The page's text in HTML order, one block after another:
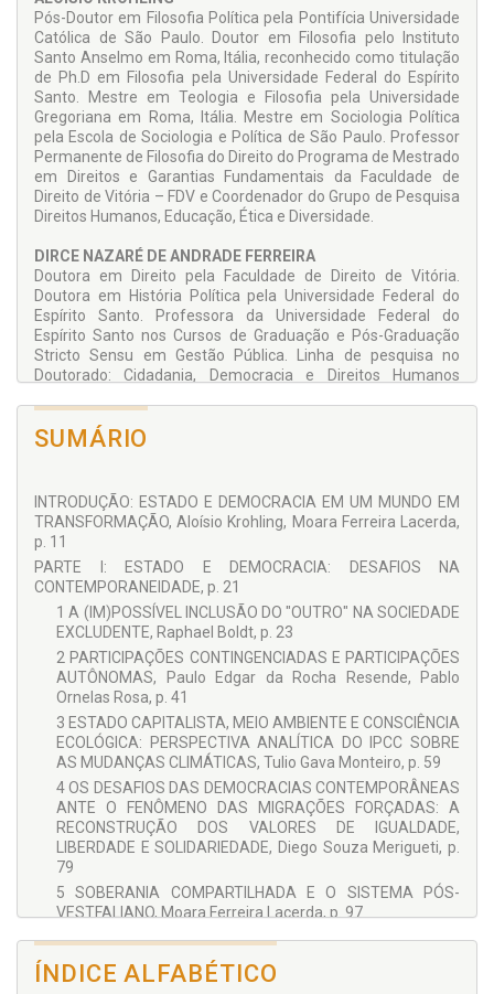
Pós-Doutor em Filosofia Política pela Pontifícia Universidade
Católica de São Paulo. Doutor em Filosofia pelo Instituto
Santo Anselmo em Roma, Itália, reconhecido como titulação
de Ph.D em Filosofia pela Universidade Federal do Espírito
Santo. Mestre em Teologia e Filosofia pela Universidade
Gregoriana em Roma, Itália. Mestre em Sociologia Política
pela Escola de Sociologia e Política de São Paulo. Professor
Permanente de Filosofia do Direito do Programa de Mestrado
em Direitos e Garantias Fundamentais da Faculdade de
Direito de Vitória – FDV e Coordenador do Grupo de Pesquisa
Direitos Humanos, Educação, Ética e Diversidade.
DIRCE NAZARÉ DE ANDRADE FERREIRA
Doutora em Direito pela Faculdade de Direito de Vitória.
Doutora em História Política pela Universidade Federal do
Espírito Santo. Professora da Universidade Federal do
Espírito Santo nos Cursos de Graduação e Pós-Graduação
Stricto Sensu em Gestão Pública. Linha de pesquisa no
Doutorado: Cidadania, Democracia e Direitos Humanos
EDUARDO AUGUSTO MOSCON OLIVEIRA
Professor Permanente do Programa de Pós-Graduação
Stricto Sensuem Educação em Ciências e Matemática
(Programa EDUCIMAT) do Instituto Federal do Espírito Santo
– IFES. Pesquisador vinculado ao Grupo de Estudo e Pesquisa
em Alfabetização Científica e Espaços de Educação Não
Formal do Instituto Federal do Espírito Santo – GE-PAC/IFES,
na linha de pesquisaEspaços Educativos Não Formais: Cultura,
Política e Memória. Trabalha com pesquisas em Política,
Gestão e Ensino na Educação Básica. Atua na interface entre
diferentes processos socioculturais, com interesse na
mediação dialógica, crítica, ética e cidadã, fundamental no
processo de interlocução dos saberes.
COLABORADORES
Aloísio Krohling
Beatriz Stella Martins Krohling
Diego Souza Merigueti
Enzo Mayer Tessarolo
Francisco Martínez Berdeal
Moara Ferreira Lacerda
Nair de Lourdes Sperandio-Santos
SUMÁRIO
INTRODUÇÃO: ESTADO E DEMOCRACIA EM UM MUNDO EM
TRANSFORMAÇÃO, Aloísio Krohling, Moara Ferreira Lacerda,
p. 11
PARTE I: ESTADO E DEMOCRACIA: DESAFIOS NA
CONTEMPORANEIDADE, p. 21
1 A (IM)POSSÍVEL INCLUSÃO DO "OUTRO" NA SOCIEDADE
EXCLUDENTE, Raphael Boldt, p. 23
2 PARTICIPAÇÕES CONTINGENCIADAS E PARTICIPAÇÕES
AUTÔNOMAS, Paulo Edgar da Rocha Resende, Pablo
Ornelas Rosa, p. 41
3 ESTADO CAPITALISTA, MEIO AMBIENTE E CONSCIÊNCIA
ECOLÓGICA: PERSPECTIVA ANALÍTICA DO IPCC SOBRE
AS MUDANÇAS CLIMÁTICAS, Tulio Gava Monteiro, p. 59
4 OS DESAFIOS DAS DEMOCRACIAS CONTEMPORÂNEAS
ANTE O FENÔMENO DAS MIGRAÇÕES FORÇADAS: A
RECONSTRUÇÃO DOS VALORES DE IGUALDADE,
LIBERDADE E SOLIDARIEDADE, Diego Souza Merigueti, p.
79
5 SOBERANIA COMPARTILHADA E O SISTEMA PÓS-
VESTFALIANO, Moara Ferreira Lacerda, p. 97
PARTE II: CIDADANIA E DEMOCRACIA: DESAFIOS E ESTUDOS
DE CASO NO BRASIL, p. 127
6 A CONSTRUÇÃO DA CIDADANIA NO BRASIL PELA
ÍNDICE ALFABÉTICO